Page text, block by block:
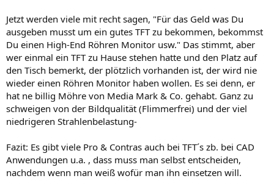
Jetzt werden viele mit recht sagen, "Für das Geld was Du
ausgeben musst um ein gutes TFT zu bekommen, bekommst
Du einen High-End Röhren Monitor usw." Das stimmt, aber
wer einmal ein TFT zu Hause stehen hatte und den Platz auf
den Tisch bemerkt, der plötzlich vorhanden ist, der wird nie
wieder einen Röhren Monitor haben wollen. Es sei denn, er
hat ne billig Möhre von Media Mark & Co. gehabt. Ganz zu
schweigen von der Bildqualität (Flimmerfrei) und der viel
niedrigeren Strahlenbelastung-
Fazit: Es gibt viele Pro & Contras auch bei TFT´s zb. bei CAD
Anwendungen u.a. , dass muss man selbst entscheiden,
nachdem wenn man weiß wofür man ihn einsetzen will.